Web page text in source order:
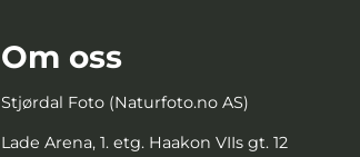
Om oss
Stjørdal Foto (Naturfoto.no AS)
Lade Arena, 1. etg. Haakon VIIs gt. 12